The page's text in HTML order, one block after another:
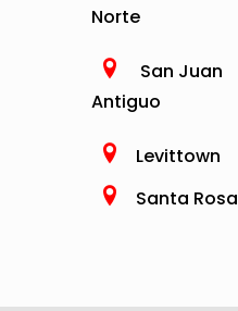
Norte
San Juan
Antiguo
Levittown
Santa Rosa